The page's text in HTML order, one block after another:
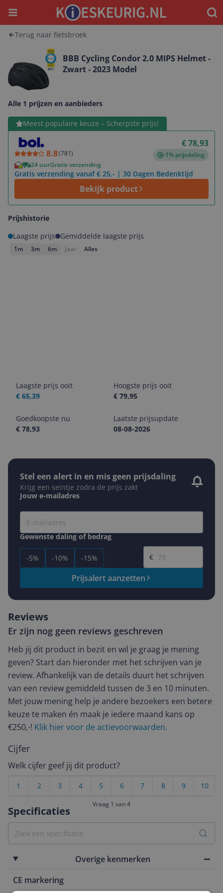
Menu
Terug naar fietsbroek
BBB Cycling Condor 2.0 MIPS Helmet -
Zwart - 2023 Model
Alle 1 prijzen en aanbieders
Meest populaire keuze – Scherpste prijs!
8.8(781)
€ 78,93
-1% prijsdaling
24 uurGratis verzending
Gratis verzending vanaf € 25,- | 30 Dagen Bedenktijd
Bekijk product
Bekijk product
Prijshistorie
Laagste prijs
Gemiddelde laagste prijs
1m 3m 6m Jaar Alles
Laagste prijs ooit
€ 65,39
Hoogste prijs ooit
€ 79,95
Goedkoopste nu
€ 78,93
Laatste prijsupdate
08-08-2026
Stel een alert in en mis geen prijsdaling
Krijg een seintje zodra de prijs zakt
Jouw e-mailadres
Gewenste daling of bedrag
-5% -10% -15%
Gewenste prijs
€
Prijsalert aanzetten
Specificaties
Overige kenmerken
CE markering
Reviews
Er zijn nog geen reviews geschreven
Heb jij dit product in bezit en wil je graag je mening
geven? Start dan hieronder met het schrijven van je
review. Afhankelijk van de details duurt het schrijven
van een review gemiddeld tussen de 3 en 10 minuten.
Met jouw mening help je andere bezoekers een betere
keuze te maken én maak je iedere maand kans op
€250,-! Klik hier voor de actievoorwaarden.
Cijfer
Welk cijfer geef jij dit product?
10
9
8
7
6
5
4
3
2
1
Vraag 1 van 4